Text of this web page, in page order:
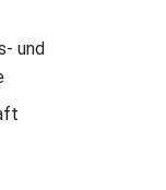
und